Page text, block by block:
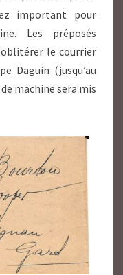
important pour
Les préposés
le courrier
Daguin (jusqu’au
machine sera mis